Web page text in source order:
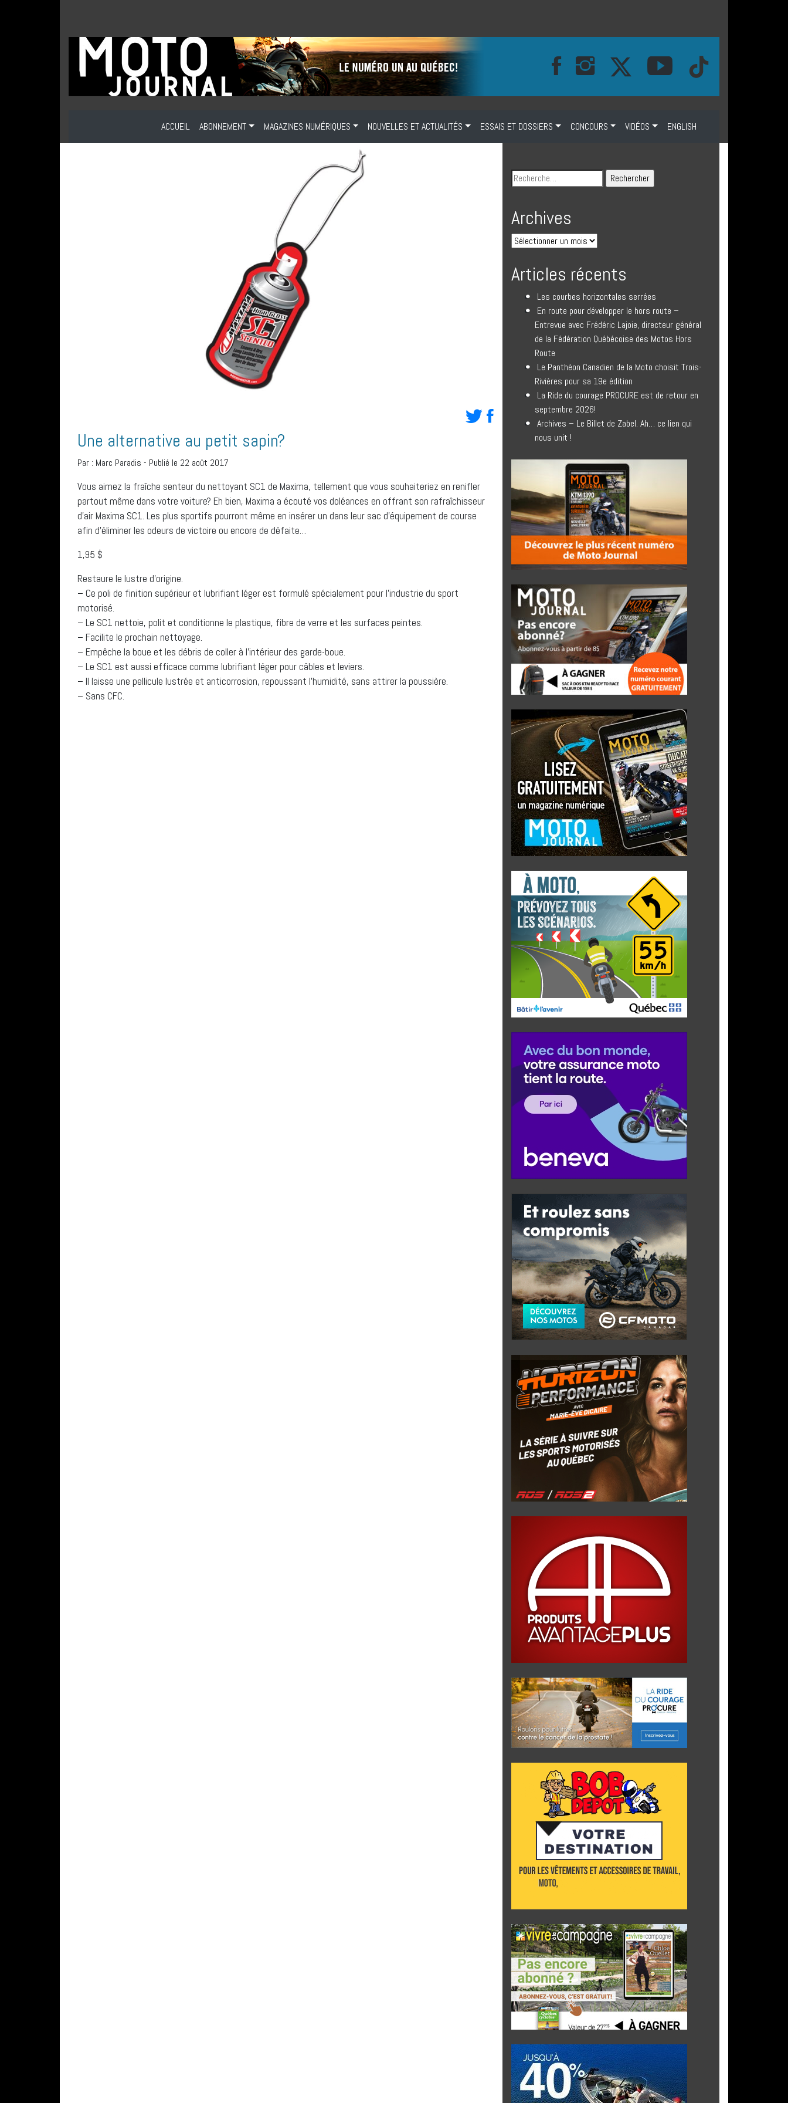
ACCUEIL ABONNEMENT MAGAZINES NUMÉRIQUES NOUVELLES ET ACTUALITÉS ESSAIS ET DOSSIERS CONCOURS VIDÉOS ENGLISH
Une alternative au petit sapin?
Par : Marc Paradis - Publié le 22 août 2017
Vous aimez la fraîche senteur du nettoyant SC1 de Maxima, tellement que vous souhaiteriez en renifler
partout même dans votre voiture? Eh bien, Maxima a écouté vos doléances en offrant son rafraîchisseur
d’air Maxima SC1. Les plus sportifs pourront même en insérer un dans leur sac d’équipement de course
afin d’éliminer les odeurs de victoire ou encore de défaite…
1,95 $
Restaure le lustre d’origine.
– Ce poli de finition supérieur et lubrifiant léger est formulé spécialement pour l’industrie du sport
motorisé.
– Le SC1 nettoie, polit et conditionne le plastique, fibre de verre et les surfaces peintes.
– Facilite le prochain nettoyage.
– Empêche la boue et les débris de coller à l’intérieur des garde-boue.
– Le SC1 est aussi efficace comme lubrifiant léger pour câbles et leviers.
– Il laisse une pellicule lustrée et anticorrosion, repoussant l’humidité, sans attirer la poussière.
– Sans CFC.
Archives
Articles récents
Les courbes horizontales serrées
En route pour développer le hors route –
Entrevue avec Frédéric Lajoie, directeur général
de la Fédération Québécoise des Motos Hors
Route
Le Panthéon Canadien de la Moto choisit Trois-
Rivières pour sa 19e édition
La Ride du courage PROCURE est de retour en
septembre 2026!
Archives – Le Billet de Zabel. Ah… ce lien qui
nous unit !